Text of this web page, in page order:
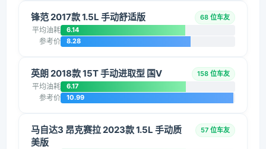
锋范 2017款 1.5L 手动舒适版 68 位车友
平均油耗 6.14
参考价 8.28
英朗 2018款 15T 手动进取型 国V 158 位车友
平均油耗 6.17
参考价 10.99
马自达3 昂克赛拉 2023款 1.5L 手动质
美版
57 位车友